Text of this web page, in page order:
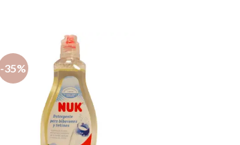
-35%